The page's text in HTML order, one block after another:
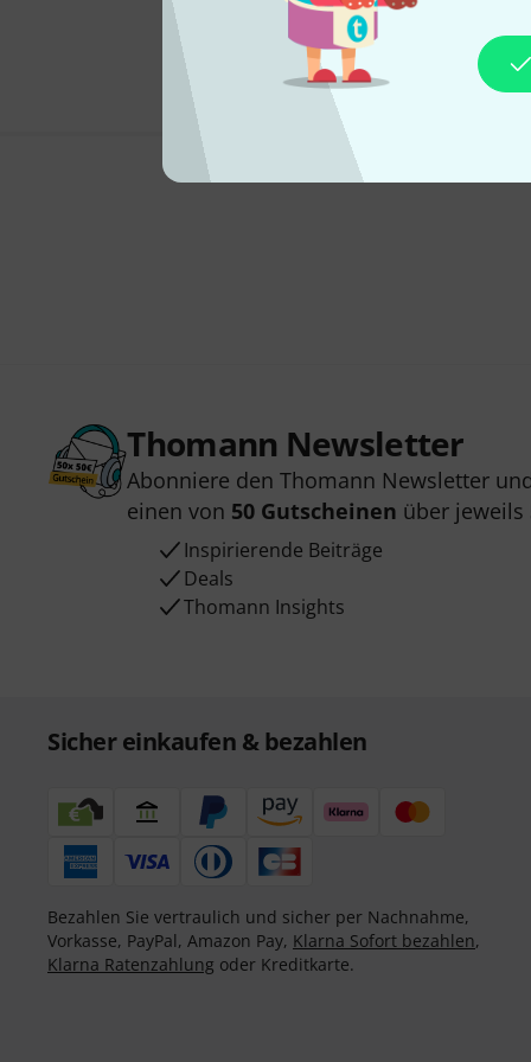
Thomann Newsletter
Abonniere den Thomann Newsletter
einen von 50 Gutscheinen über jeweils
Inspirierende Beiträge
Deals
Thomann Insights
Sicher einkaufen & bezahlen
Bezahlen Sie vertraulich und sicher per Nachnahme,
Vorkasse, PayPal, Amazon Pay, Klarna Sofort bezahlen,
Klarna Ratenzahlung oder Kreditkarte.